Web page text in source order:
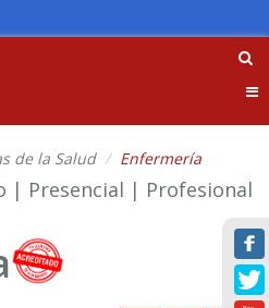
de la Salud Enfermería
| Presencial | Profesional